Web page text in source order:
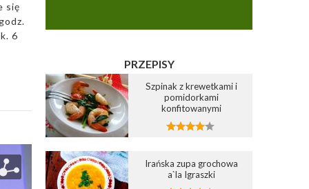
się
6
PRZEPISY
Szpinak z krewetkami i
pomidorkami
konfitowanymi
Irańska zupa grochowa
a`la Igraszki